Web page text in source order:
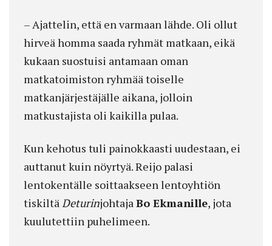
– Ajattelin, että en varmaan lähde. Oli ollut
hirveä homma saada ryhmät matkaan, eikä
kukaan suostuisi antamaan oman
matkatoimiston ryhmää toiselle
matkanjärjestäjälle aikana, jolloin
matkustajista oli kaikilla pulaa.
Kun kehotus tuli painokkaasti uudestaan, ei
auttanut kuin nöyrtyä. Reijo palasi
lentokentälle soittaakseen lentoyhtiön
tiskiltäDeturinjohtajaBo Ekmanille, jota
kuulutettiin puhelimeen.